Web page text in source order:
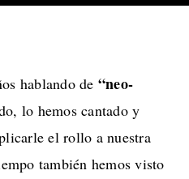
hablando de “neo-
lo hemos cantado y
el rollo a nuestra
también hemos visto